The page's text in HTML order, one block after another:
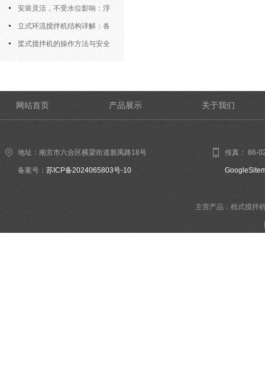
污机的土建配合要求与水平度校准
安装灵活，不受水位影响：浮
筒式曝气机的结构优势与适用场景
立式环流搅拌机结构详解：各
部件的功能与协同
桨式搅拌机的操作方法与安全
网站首页 产品展示 关于我们
地址：南京市六合区横梁街道新禹路18号
备案号： 苏ICP备2024065803号-10
传真： 86-
主营产品：框式搅拌